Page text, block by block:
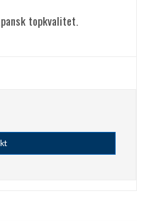
topkvalitet.